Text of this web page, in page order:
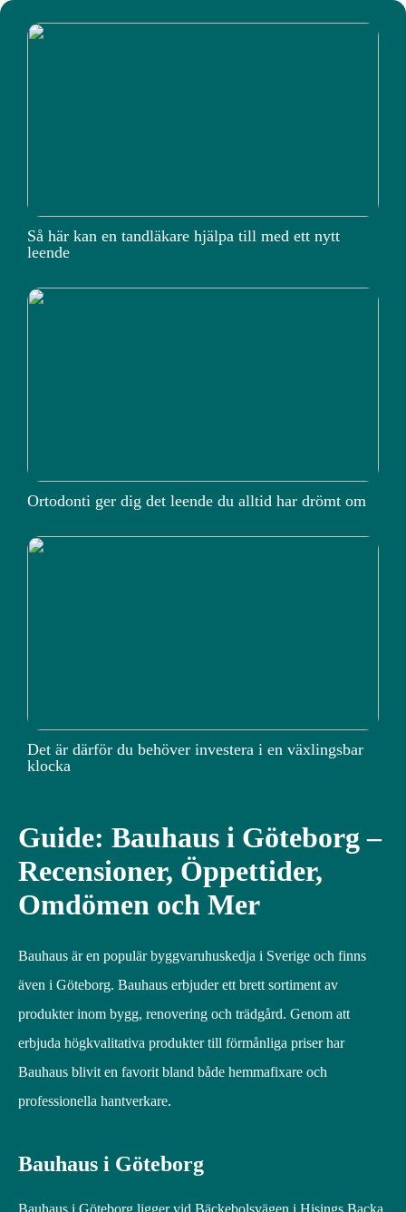
Så här kan en tandläkare hjälpa till med ett nytt
leende
Ortodonti ger dig det leende du alltid har drömt om
Det är därför du behöver investera i en växlingsbar
klocka
Guide: Bauhaus i Göteborg –
Recensioner, Öppettider,
Omdömen och Mer
Bauhaus är en populär byggvaruhuskedja i Sverige och finns
även i Göteborg. Bauhaus erbjuder ett brett sortiment av
produkter inom bygg, renovering och trädgård. Genom att
erbjuda högkvalitativa produkter till förmånliga priser har
Bauhaus blivit en favorit bland både hemmafixare och
professionella hantverkare.
Bauhaus i Göteborg
Bauhaus i Göteborg ligger vid Bäckebolsvägen i Hisings Backa,